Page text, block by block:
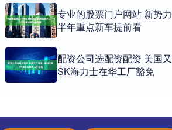
专业的股票门户网站 新势
半年重点新车提前看
配资公司选配资配资 美国又
SK海力士在华工厂豁免